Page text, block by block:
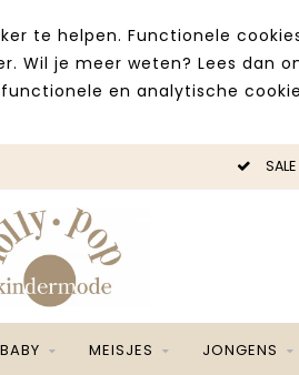
te helpen. Functionele
Wil je meer weten? Lees dan
en analytische
BABY MEISJES JONGENS